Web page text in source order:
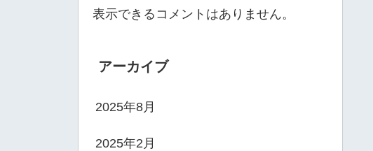
表示できるコメントはありません。
アーカイブ
2025年8月
2025年2月